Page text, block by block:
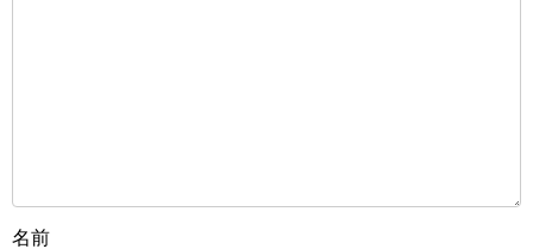
名前